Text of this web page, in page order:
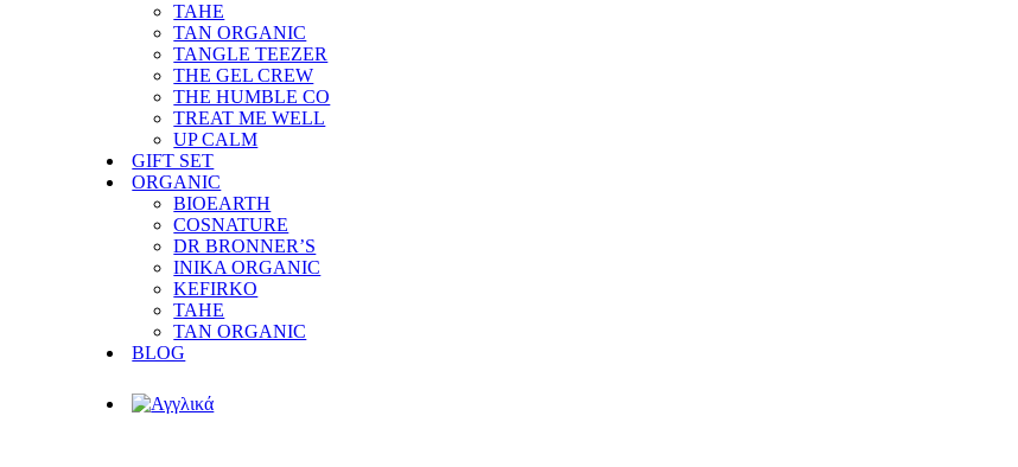
TAHE
TAN ORGANIC
TANGLE TEEZER
THE GEL CREW
THE HUMBLE CO
TREAT ME WELL
UP CALM
GIFT SET
ORGANIC
BIOEARTH
COSNATURE
DR BRONNER’S
INIKA ORGANIC
KEFIRKO
TAHE
TAN ORGANIC
BLOG